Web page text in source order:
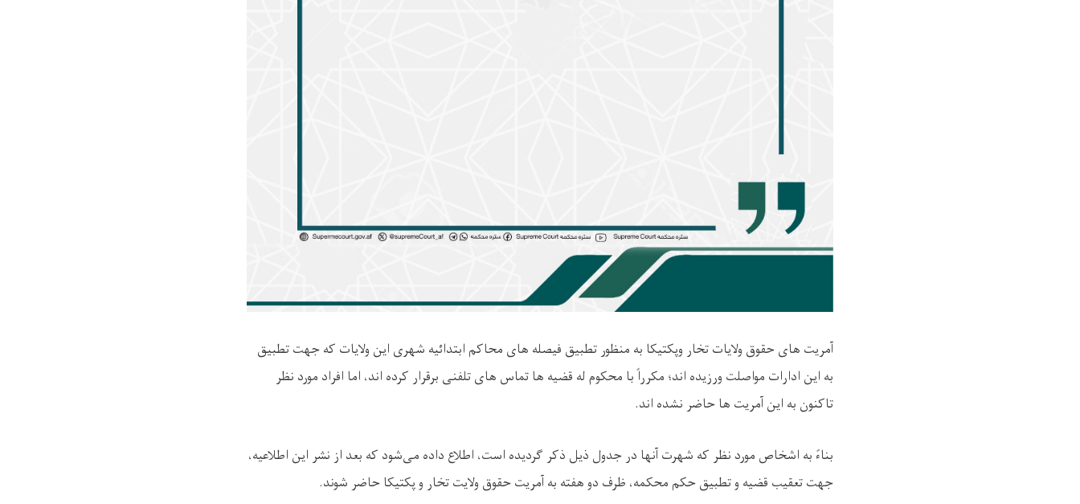
آمریت های حقوق ولایات تخار وپکتیکا به منظور تطبیق فیصله های محاکم ابتدائیه شهری این ولایات که جهت تطبیق
به این ادارات مواصلت ورزیده اند؛ مکرراً با محکوم له قضیه ها تماس های تلفنی برقرار کرده اند، اما افراد مورد نظر
تاکنون به این آمریت ها حاضر نشده اند.
بناءً به اشخاص مورد نظر که شهرت آنها در جدول ذیل ذکر گردیده است، اطلاع داده می‌شود که بعد از نشر این اطلاعیه،
جهت تعقیب قضیه و تطبیق حکم محکمه، ظرف دو هفته به آمریت حقوق ولایت تخار و پکتیکا حاضر شوند.